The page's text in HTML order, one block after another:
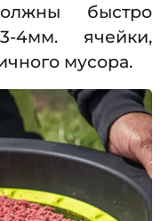
быстро
4мм. ячейки,
мусора.